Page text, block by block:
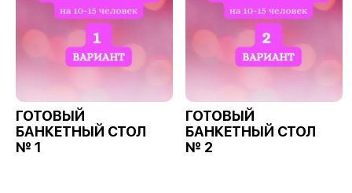
ГОТОВЫЙ
БАНКЕТНЫЙ СТОЛ
№ 1
ГОТОВЫЙ
БАНКЕТНЫЙ СТОЛ
№ 2